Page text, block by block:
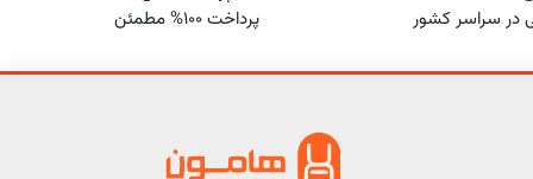
در سراسر کشور پرداخت 100% مطمئن